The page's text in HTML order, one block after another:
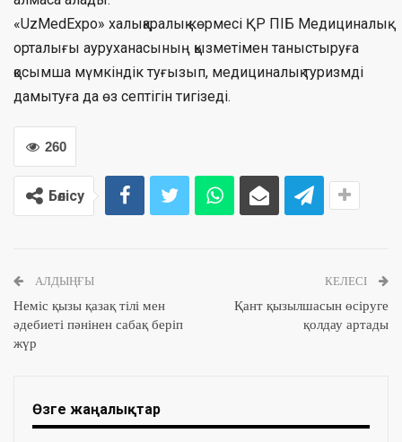
«UzMedExpo» халықаралық көрмесі ҚР ПІБ Медициналық
орталығы ауруханасының қызметімен таныстыруға
қосымша мүмкіндік туғызып, медициналық туризмді
дамытуға да өз септігін тигізеді.
260
Бөлісу
АЛДЫҢҒЫ
Неміс қызы қазақ тілі мен
әдебиеті пәнінен сабақ беріп
жүр
КЕЛЕСІ
Қант қызылшасын өсіруге
қолдау артады
Өзге жаңалықтар